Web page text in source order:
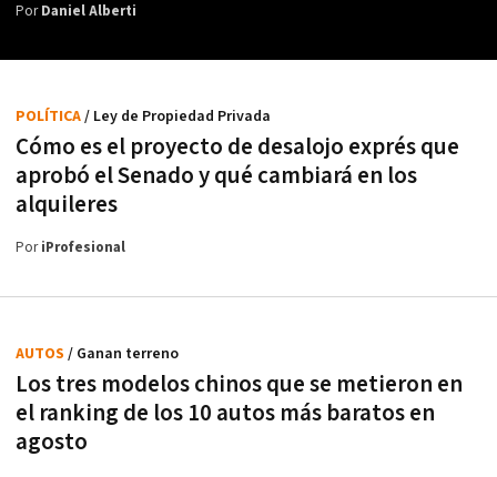
PorDaniel Alberti
Cómo es el proyecto de desalojo exprés que
aprobó el Senado y qué cambiará en los
alquileres
POLÍTICA/ Ley de Propiedad Privada
PoriProfesional
Los tres modelos chinos que se metieron en
el ranking de los 10 autos más baratos en
agosto
AUTOS / Ganan terreno